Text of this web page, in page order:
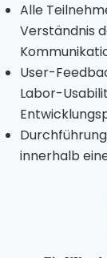
Alle
Verständnis
User-
Labor-
innerhalb